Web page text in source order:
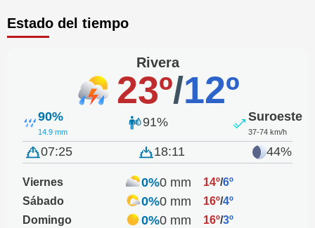
Estado del tiempo
Rivera
23º/12º
90%
14.9 mm
91% Suroeste
37-74 km/h
07:25 18:11 44%
Viernes 0%0 mm 14º/6º
Sábado
0%0 mm 16º/4º
Domingo
0%0 mm 16º/3º